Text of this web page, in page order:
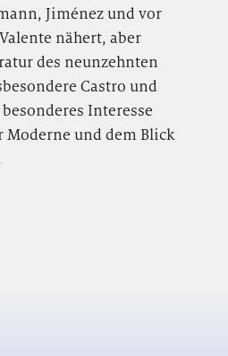
Jiménez und vor
nähert, aber
des neunzehnten
Castro und
Interesse
Moderne und dem Blick